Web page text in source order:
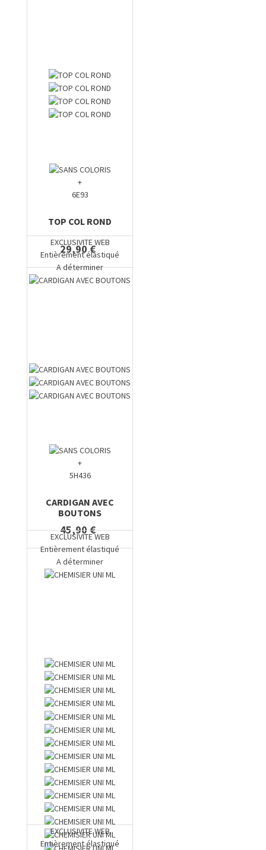
+
6E93
TOP COL ROND
29,90 €
EXCLUSIVITE WEB
Entièrement élastiqué
A déterminer
+
5H436
CARDIGAN AVEC
BOUTONS
45,90 €
EXCLUSIVITE WEB
Entièrement élastiqué
A déterminer
EXCLUSIVITE WEB
Entièrement élastiqué